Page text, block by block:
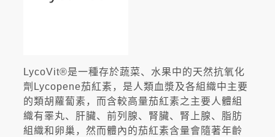
LycoVit®是一種存於蔬菜、水果中的天然抗氧化
劑Lycopene茄紅素，是人類血漿及各組織中主要
的類胡蘿蔔素，而含較高量茄紅素之主要人體組
織有睪丸、肝臟、前列腺、腎臟、腎上腺、脂肪
組織和卵巢，然而體內的茄紅素含量會隨著年齡